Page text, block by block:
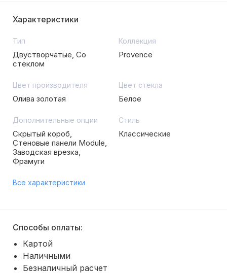
Характеристики
Тип
Двустворчатые, Со
стеклом
Коллекция
Provence
Цвет производителя
Олива золотая
Цвет стекла
Белое
Дополнительные опции
Скрытый короб,
Стеновые панели Module,
Заводская врезка,
Фрамуги
Стиль
Классические
Все характеристики
Способы оплаты:
Картой
Наличными
Безналичный расчет